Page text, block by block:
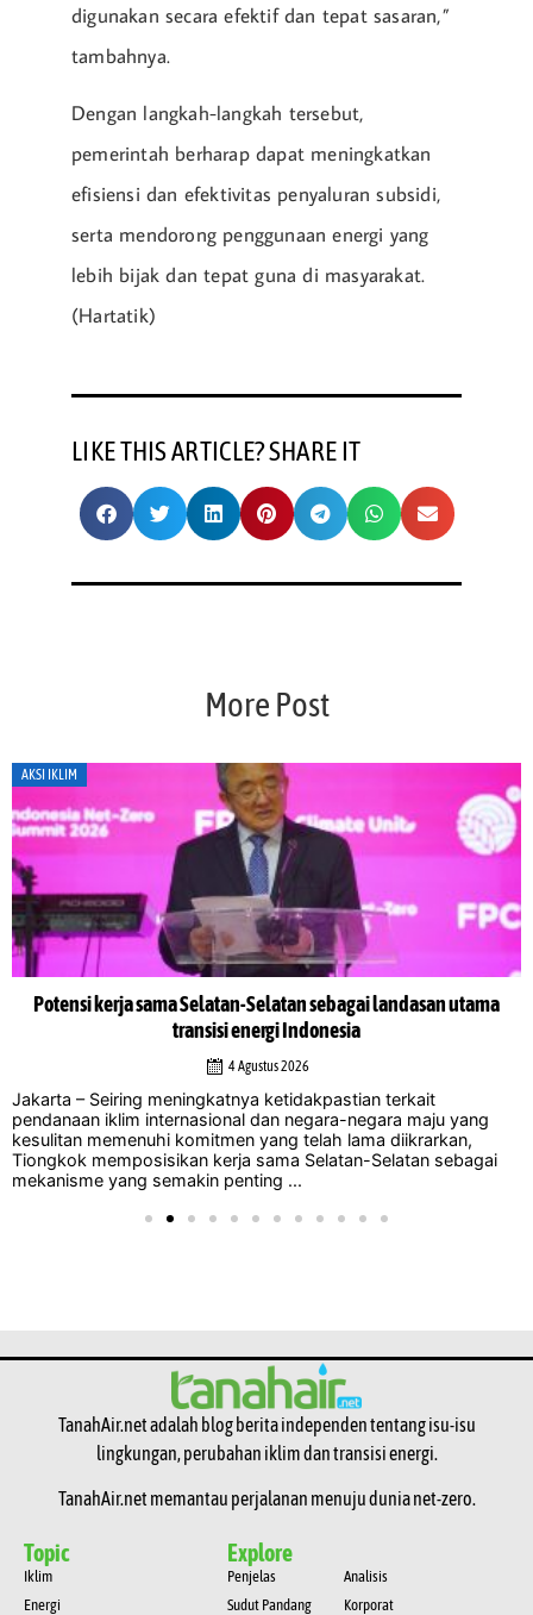
digunakan secara efektif dan tepat sasaran,”
tambahnya.
Dengan langkah-langkah tersebut,
pemerintah berharap dapat meningkatkan
efisiensi dan efektivitas penyaluran subsidi,
serta mendorong penggunaan energi yang
lebih bijak dan tepat guna di masyarakat.
(Hartatik)
LIKE THIS ARTICLE? SHARE IT
More Post
AKSI IKLIM
Potensi kerja sama Selatan-Selatan sebagai landasan utama
transisi energi Indonesia
4 Agustus 2026
Jakarta – Seiring meningkatnya ketidakpastian terkait
pendanaan iklim internasional dan negara-negara maju yang
kesulitan memenuhi komitmen yang telah lama diikrarkan,
Tiongkok memposisikan kerja sama Selatan-Selatan sebagai
mekanisme yang semakin penting ...
TanahAir.net adalah blog berita independen tentang isu-isu
lingkungan, perubahan iklim dan transisi energi.
TanahAir.net memantau perjalanan menuju dunia net-zero.
Topic
Iklim
Energi
Explore
Penjelas
Sudut Pandang
Analisis
Korporat